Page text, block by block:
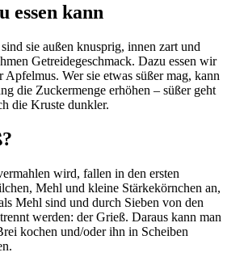
essen kann
sie außen knusprig, innen zart und
Getreidegeschmack. Dazu essen wir
Apfelmus. Wer sie etwas süßer mag, kann
die Zuckermenge erhöhen – süßer geht
die Kruste dunkler.
wird, fallen in den ersten
Mehl und kleine Stärkekörnchen an,
Mehl sind und durch Sieben von den
werden: der Grieß. Daraus kann man
kochen und/oder ihn in Scheiben